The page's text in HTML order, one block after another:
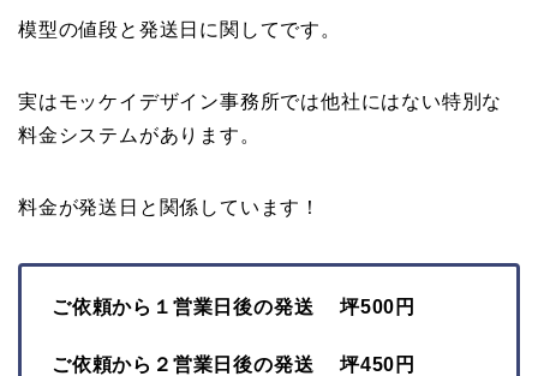
模型の値段と発送日に関してです。
実はモッケイデザイン事務所では他社にはない特別な
料金システムがあります。
料金が発送日と関係しています！
ご依頼から１営業日後の発送 坪500円
ご依頼から２営業日後の発送 坪450円